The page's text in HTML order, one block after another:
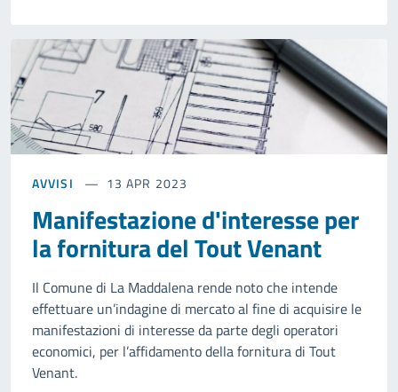
AVVISI 13 APR 2023
Manifestazione d'interesse per
la fornitura del Tout Venant
Il Comune di La Maddalena rende noto che intende
effettuare un’indagine di mercato al fine di acquisire le
manifestazioni di interesse da parte degli operatori
economici, per l’affidamento della fornitura di Tout
Venant.